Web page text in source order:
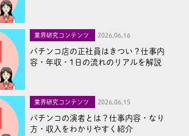
業界研究コンテンツ 2026,06,16
パチンコ店の正社員はきつい？仕事内
容・年収・1日の流れのリアルを解説
業界研究コンテンツ 2026,06,15
パチンコの演者とは？仕事内容・なり
方・収入をわかりやすく紹介